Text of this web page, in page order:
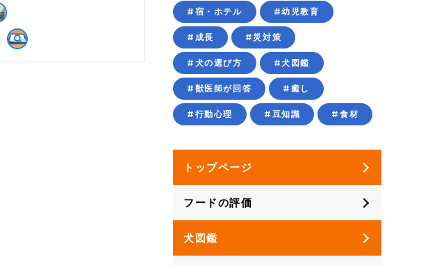
#宿・ホテル #幼児教育
#成長 #災対策
#犬の選び方 #犬図鑑
#獣医師が回答 #癒し
#行動心理 #豆知識 #食材
トップページ
フードの評価
犬図鑑